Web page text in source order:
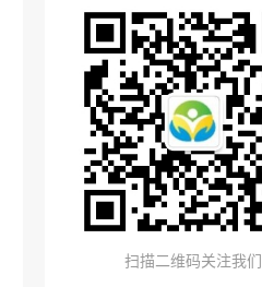
扫描二维码关注我们